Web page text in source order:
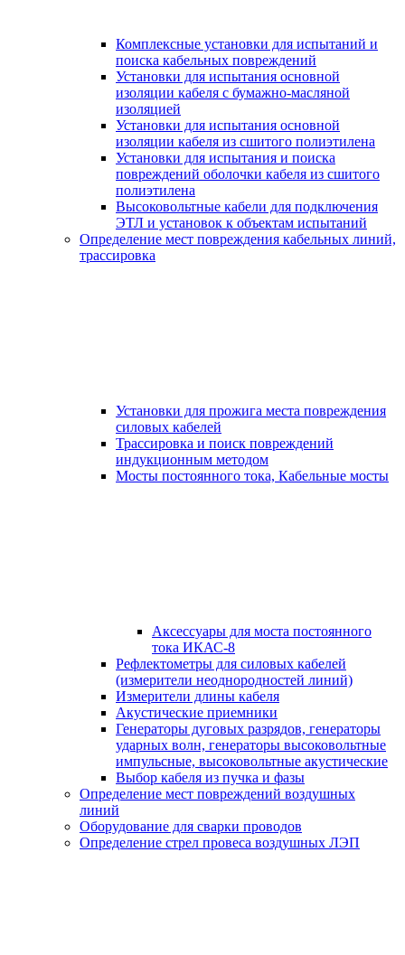
Комплексные установки для испытаний и
поиска кабельных повреждений
Установки для испытания основной
изоляции кабеля с бумажно-масляной
изоляцией
Установки для испытания основной
изоляции кабеля из сшитого полиэтилена
Установки для испытания и поиска
повреждений оболочки кабеля из сшитого
полиэтилена
Высоковольтные кабели для подключения
ЭТЛ и установок к объектам испытаний
Определение мест повреждения кабельных линий,
трассировка
Установки для прожига места повреждения
силовых кабелей
Трассировка и поиск повреждений
индукционным методом
Мосты постоянного тока, Кабельные мосты
Аксессуары для моста постоянного
тока ИКАС-8
Рефлектометры для силовых кабелей
(измерители неоднородностей линий)
Измерители длины кабеля
Акустические приемники
Генераторы дуговых разрядов, генераторы
ударных волн, генераторы высоковольтные
импульсные, высоковольтные акустические
Выбор кабеля из пучка и фазы
Определение мест повреждений воздушных
линий
Оборудование для сварки проводов
Определение стрел провеса воздушных ЛЭП